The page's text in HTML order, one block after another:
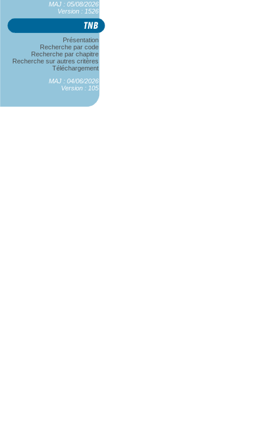
MAJ : 05/08/2026
Version : 1526
Présentation
Recherche par code
Recherche par chapitre
Recherche sur autres critères
Téléchargement
MAJ : 04/06/2026
Version : 105